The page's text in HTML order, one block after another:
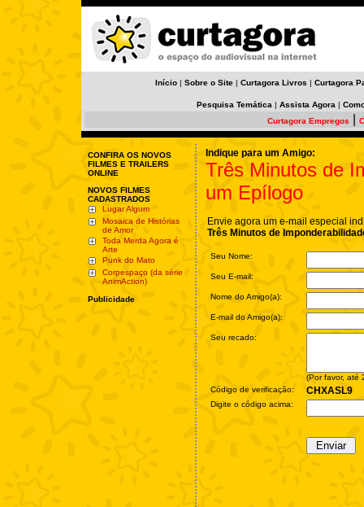
Início | Sobre o Site | Curtagora Livros | Curtagora
Pesquisa Temática | Assista Agora |
Curtagora Empregos
CONFIRA OS NOVOS
FILMES E TRAILERS
ONLINE
NOVOS FILMES
CADASTRADOS
Lugar Algum
Mosaica de Histórias
de Amor
Toda Merda Agora é
Arte
Punk do Mato
Corpespaço (da série
AnimAction)
Publicidade
Indique para um Amigo:
Três Minutos de
um Epílogo
Envie agora um e-mail especial
Três Minutos de
Seu Nome:
Seu E-mail:
Nome do Amigo(a):
E-mail do Amigo(a):
Seu recado:
(Por favor, até
Código de verificação:
CHXASL9
Digite o código acima: